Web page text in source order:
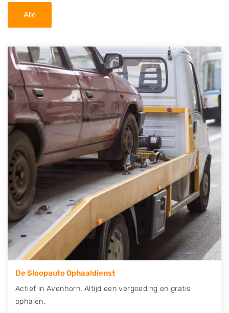
U kunt er ook voor kiezen om direct uw sloopauto te
verkopen en op te laten halen door de Sloopauto
Ophaaldienst van Autosloperijen.nl. Wij kunnen uw
auto gratis ophalen in Avenhorn. Neem telefonisch
contact op of maak een terugbelafspraak. Wilt u
direct een tweedehands auto onderdelen offerte
aanvragen? Dat kan via de Onderdelenlijn! Vul uw
kenteken in en druk op verzenden.
Wij kunnen u helpen met de inkoop van auto's van
eigenlijk alle merken, zoals Alfa Romeo, Audi, BMW,
Chevrolet, Citroën, Dacia, Fiat, Ford, Honda, Hyundai,
Kia, Mazda, Mercedes Benz, Mitsubishi, Nissan, Opel,
Peugeot, Porsche, Renault, Seat, Skoda, Suzuki, Tesla,
Toyota, Volkswagen en Volvo.
Alle
De Sloopauto Ophaaldienst
Actief in Avenhorn. Altijd een vergoeding en gratis
ophalen.